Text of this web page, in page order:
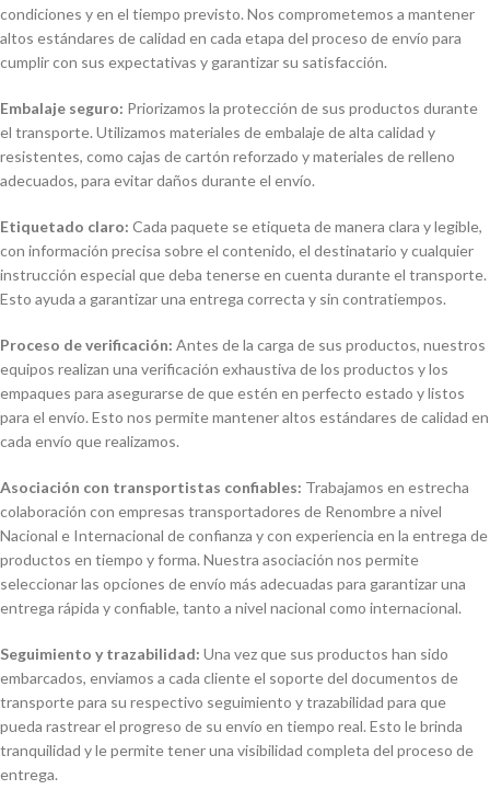
condiciones y en el tiempo previsto. Nos comprometemos a mantener
altos estándares de calidad en cada etapa del proceso de envío para
cumplir con sus expectativas y garantizar su satisfacción.
Embalaje seguro: Priorizamos la protección de sus productos durante
el transporte. Utilizamos materiales de embalaje de alta calidad y
resistentes, como cajas de cartón reforzado y materiales de relleno
adecuados, para evitar daños durante el envío.
Etiquetado claro: Cada paquete se etiqueta de manera clara y legible,
con información precisa sobre el contenido, el destinatario y cualquier
instrucción especial que deba tenerse en cuenta durante el transporte.
Esto ayuda a garantizar una entrega correcta y sin contratiempos.
Proceso de verificación: Antes de la carga de sus productos, nuestros
equipos realizan una verificación exhaustiva de los productos y los
empaques para asegurarse de que estén en perfecto estado y listos
para el envío. Esto nos permite mantener altos estándares de calidad en
cada envío que realizamos.
Asociación con transportistas confiables: Trabajamos en estrecha
colaboración con empresas transportadores de Renombre a nivel
Nacional e Internacional de confianza y con experiencia en la entrega de
productos en tiempo y forma. Nuestra asociación nos permite
seleccionar las opciones de envío más adecuadas para garantizar una
entrega rápida y confiable, tanto a nivel nacional como internacional.
Seguimiento y trazabilidad: Una vez que sus productos han sido
embarcados, enviamos a cada cliente el soporte del documentos de
transporte para su respectivo seguimiento y trazabilidad para que
pueda rastrear el progreso de su envío en tiempo real. Esto le brinda
tranquilidad y le permite tener una visibilidad completa del proceso de
entrega.